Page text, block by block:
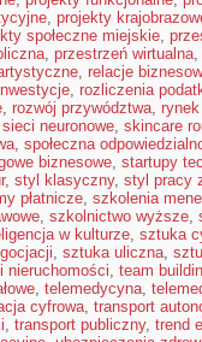
, projekty
społeczne miejskie,
, przestrzeń wirtualna,
, relacje
, rozliczenia
, rozwój przywództwa,
sieci neuronowe, skincare
, społeczna
biznesowe, startupy
, styl klasyczny, styl pracy
płatnicze, szkolenia
, szkolnictwo wyższe,
w kulturze, sztuka
, sztuka uliczna,
nieruchomości, team
, telemedycyna,
cyfrowa, transport
, transport publiczny, trend